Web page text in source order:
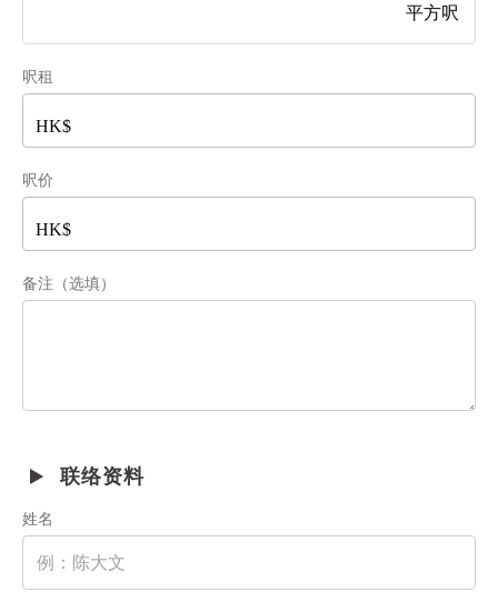
呎租
呎价
备注（选填）
联络资料
姓名